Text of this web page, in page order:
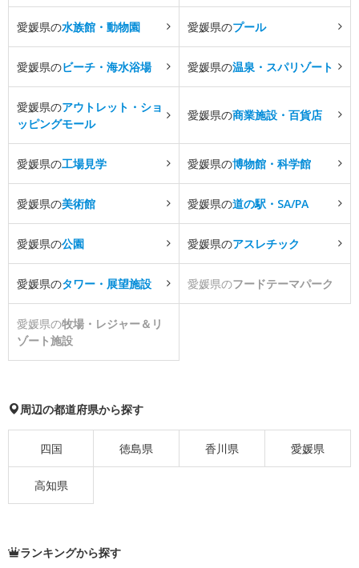
愛媛県の水族館・動物園 愛媛県のプール
愛媛県のビーチ・海水浴場 愛媛県の温泉・スパリゾート
愛媛県のアウトレット・ショ
ッピングモール
愛媛県の商業施設・百貨店
愛媛県の工場見学 愛媛県の博物館・科学館
愛媛県の美術館 愛媛県の道の駅・SA/PA
愛媛県の公園 愛媛県のアスレチック
愛媛県のタワー・展望施設 愛媛県のフードテーマパーク
愛媛県の牧場・レジャー＆リ
ゾート施設
周辺の都道府県から探す
四国 徳島県 香川県 愛媛県
高知県
ランキングから探す